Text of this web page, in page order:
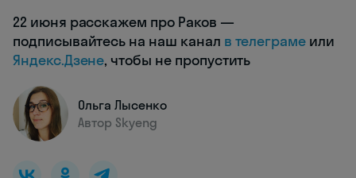
22 июня расскажем про Раков —
подписывайтесь на наш канал в телеграме или
Яндекс.Дзене, чтобы не пропустить
Ольга Лысенко
Автор Skyeng